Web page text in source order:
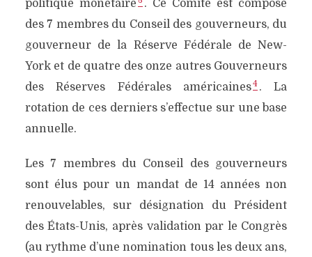
politique monétaire
. Ce Comité est composé
des 7 membres du Conseil des gouverneurs, du
gouverneur de la Réserve Fédérale de New-
York et de quatre des onze autres Gouverneurs
des Réserves Fédérales américaines4 . La
rotation de ces derniers s’effectue sur une base
annuelle.
Les 7 membres du Conseil des gouverneurs
sont élus pour un mandat de 14 années non
renouvelables, sur désignation du Président
des États-Unis, après validation par le Congrès
(au rythme d’une nomination tous les deux ans,